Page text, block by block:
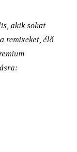
akik sokat
remixeket, élő